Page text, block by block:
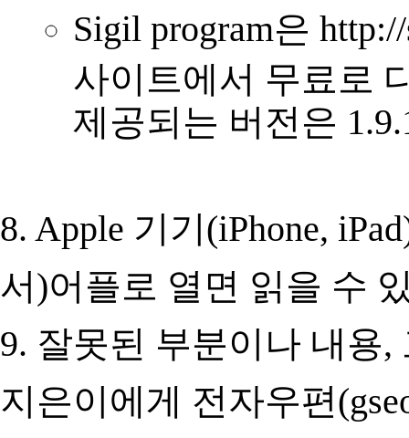
Sigil program은
사이트에서 무료로
제공되는 버전은
8. Apple 기기(iPhone,
서)어플로 열면 읽을 수
9. 잘못된 부분이나 내용
지은이에게 전자우편